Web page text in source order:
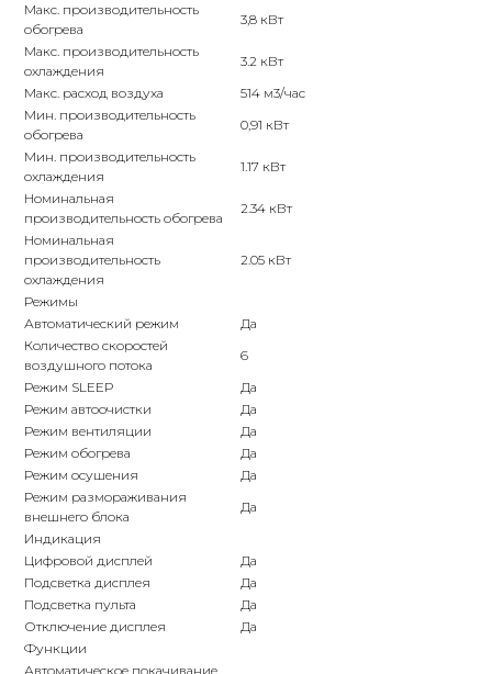
Макс. производительность
обогрева
3,8 кВт
Макс. производительность
охлаждения
3.2 кВт
Макс. расход воздуха
514 м3/час
Мин. производительность
обогрева
0,91 кВт
Мин. производительность
охлаждения
1.17 кВт
Номинальная
производительность обогрева
2.34 кВт
Номинальная
производительность
охлаждения
2.05 кВт
Режимы
Автоматический режим
Да
Количество скоростей
воздушного потока
6
Режим SLEEP
Да
Режим автоочистки
Да
Режим вентиляции
Да
Режим обогрева
Да
Режим осушения
Да
Режим размораживания
внешнего блока
Да
Индикация
Цифровой дисплей
Да
Подсветка дисплея
Да
Подсветка пульта
Да
Отключение дисплея
Да
Функции
Автоматическое покачивание